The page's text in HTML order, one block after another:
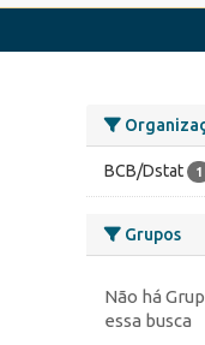
BCB/Dstat 1
Grupos
Não há
essa busca